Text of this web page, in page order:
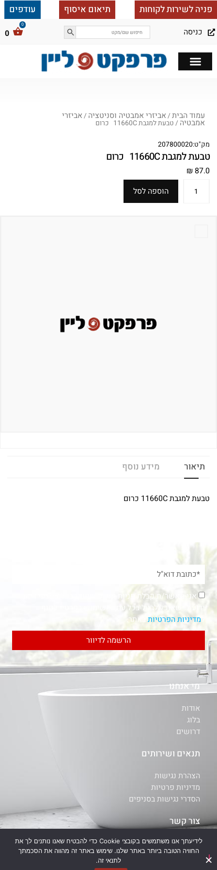
פניה לשירות לקוחות תיאום איסוף עודפים
0 כניסה
עמוד הבית/אביזרי אמבטיה וסניטציה /אביזרי
אמבטיה / טבעת למגבת 11660C כרום
מק"ט:207800020
טבעת למגבת 11660C כרום
₪ 87.0
הוספה לסל
תיאור מידע נוסף
טבעת למגבת 11660C כרום
אני מאשר/ת קבלת פניות ומידע שיווקי בכל אמצעי דיוור.
ידוע לי שאוכל לבטל בכל עת, והשימוש בפרטיי כפוף
מדיניות הפרטיותבאתר.
הרשמה לדיוור
מי אנחנו
אודות
בלוג
דרושים
תנאים ושירותים
הצהרת נגישות
מדיניות פרטיות
הסדרי נגישות בסניפים
צור קשר
איתור סניף
יצירת קשר
לידיעתך אנו משתמשים בקובצי Cookie כדי להבטיח שאנו נותנים לך את
החוויה הטובה ביותר באתר שלנו. שימוש באתר זה מהווה את הסכמתך
לתנאי זה.